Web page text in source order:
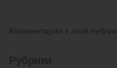
Комментарии к этой